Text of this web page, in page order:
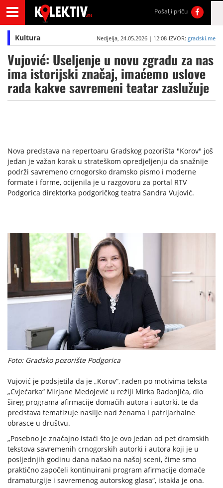
Pošalji priču
Kultura Nedjelja, 24.05.2026 | 12:08 IZVOR: gradski.me
Vujović: Useljenje u novu zgradu za nas
ima istorijski značaj, imaćemo uslove
rada kakve savremeni teatar zaslužuje
Nova predstava na repertoaru Gradskog pozorišta "Korov" još
jedan je važan korak u strateškom opredjeljenju da snažnije
podrži savremeno crnogorsko dramsko pismo i moderne
formate i forme, ocijenila je u razgovoru za portal RTV
Podgorica direktorka podgoričkog teatra Sandra Vujović.
Foto: Gradsko pozorište Podgorica
Vujović je podsjetila da je „Korov“, rađen po motivima teksta
„Cvjećarka“ Mirjane Medojević u režiji Mirka Radonjića, dio
šireg programa afirmacije domaćih autora i autorki, te da
predstava tematizuje nasilje nad ženama i patrijarhalne
obrasce u društvu.
„Posebno je značajno istaći što je ovo jedan od pet dramskih
tekstova savremenih crnogorskih autorki i autora koji je u
posljednjih godinu dana našao na našoj sceni, čime smo
praktično započeli kontinuirani program afirmacije domaće
dramaturgije i savremenog autorskog glasa“, istakla je ona.